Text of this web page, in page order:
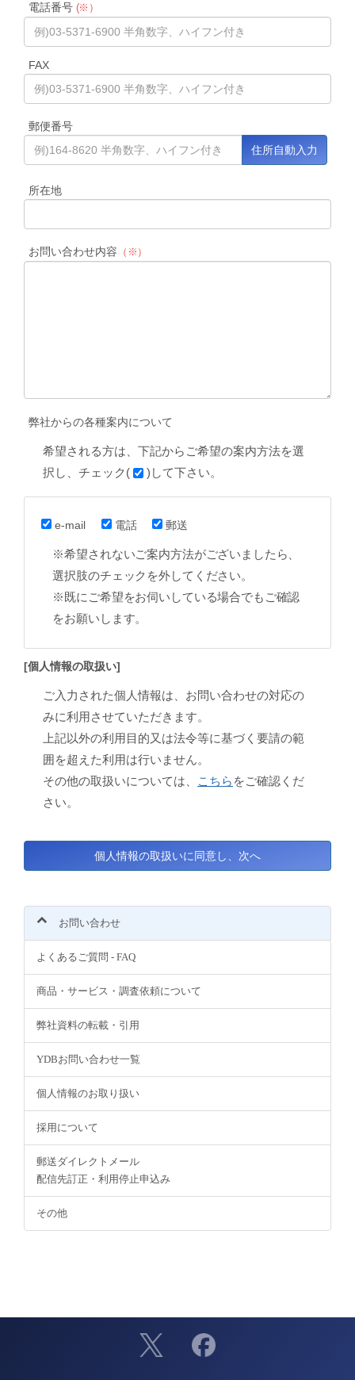
電話番号(※）
FAX
郵便番号
所在地
お問い合わせ内容 （※）
弊社からの各種案内について
希望される方は、下記からご希望の案内方法を選
択し、チェック(
)して下さい。
e-mail 電話 郵送
※希望されないご案内方法がございましたら、
選択肢のチェックを外してください。
※既にご希望をお伺いしている場合でもご確認
をお願いします。
[個人情報の取扱い]
ご入力された個人情報は、お問い合わせの対応の
みに利用させていただきます。
上記以外の利用目的又は法令等に基づく要請の範
囲を超えた利用は行いません。
その他の取扱いについては、
こちら をご確認くだ
さい。
お問い合わせ
よくあるご質問 - FAQ
商品・サービス・調査依頼について
弊社資料の転載・引用
YDBお問い合わせ一覧
個人情報のお取り扱い
採用について
郵送ダイレクトメール
配信先訂正・利用停止申込み
その他